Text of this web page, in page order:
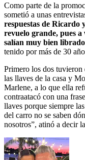
Como parte de la
sometió a unas
respuestas de Ricardo
revuelo grande, pues a
salían muy bien
tenido por más de 30
Primero los dos tuvieron
las llaves de la casa y
Marlene, a lo que ella
contraatacó con una
llaves porque siempre
del carro no se saben
nosotros”, atinó a decir